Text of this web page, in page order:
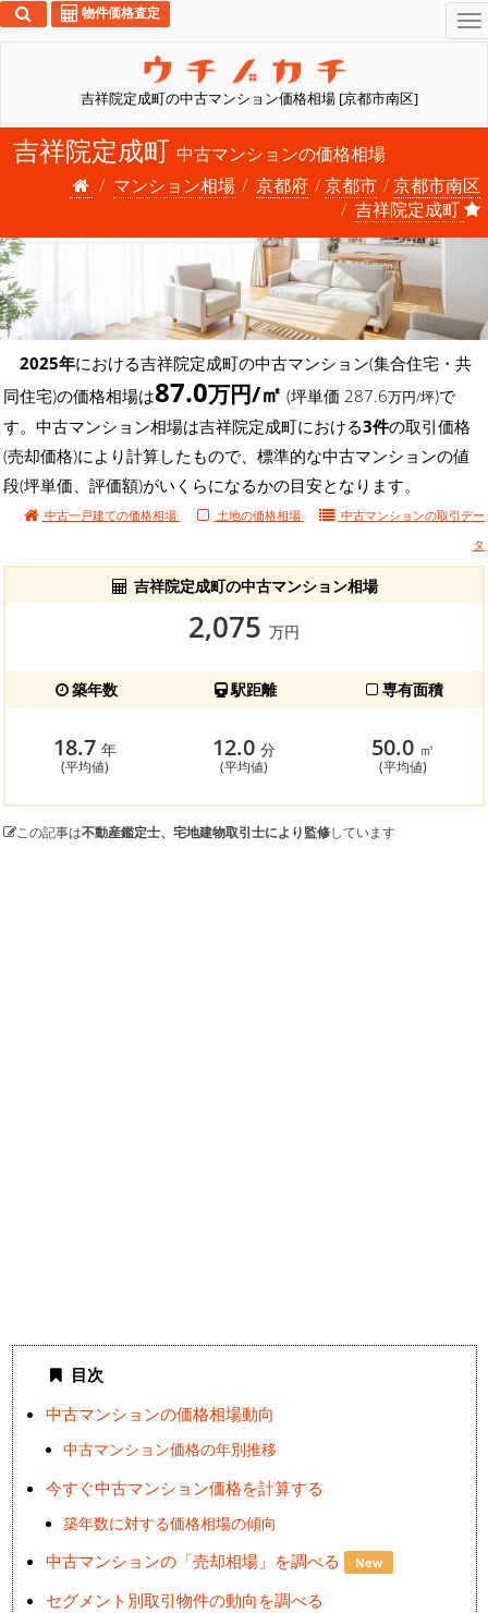
吉祥院定成町の中古マンション価格相場 [京都市南区]
物件価格査定
吉祥院定成町 中古マンションの価格相場
マンション相場
京都府 京都市
京都市南区
吉祥院定成町
2025年における吉祥院定成町の中古マンション(集合住宅・共
同住宅)の価格相場は87.0万円/㎡ (坪単価 287.6万円/坪)で
す。中古マンション相場は吉祥院定成町における3件の取引価格
(売却価格)により計算したもので、標準的な中古マンションの値
段(坪単価、評価額)がいくらになるかの目安となります。
中古一戸建ての価格相場 土地の価格相場 中古マンションの取引デー
タ
吉祥院定成町の中古マンション相場
2,075 万円
築年数 駅距離 専有面積
18.7 年
(平均値)
12.0 分
(平均値)
50.0 ㎡
(平均値)
この記事は不動産鑑定士、宅地建物取引士により監修しています
目次
中古マンションの価格相場動向
中古マンション価格の年別推移
今すぐ中古マンション価格を計算する
築年数に対する価格相場の傾向
中古マンションの「売却相場」を調べる New
セグメント別取引物件の動向を調べる